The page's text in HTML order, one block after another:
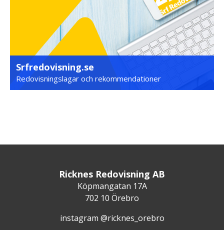
Srfredovisning.se
Redovisningslagar och rekommendationer
Ricknes Redovisning AB
Köpmangatan 17A
702 10 Örebro
instagram @ricknes_orebro